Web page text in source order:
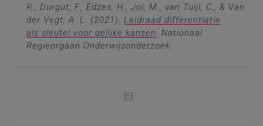
R., Durgut, F., Edzes, H., Jol, M., van Tuijl, C., & Van
der Vegt, A. L. (2021). Leidraad differentiatie
als sleutel voor gelijke kansen. Nationaal
Regieorgaan Onderwijsonderzoek.